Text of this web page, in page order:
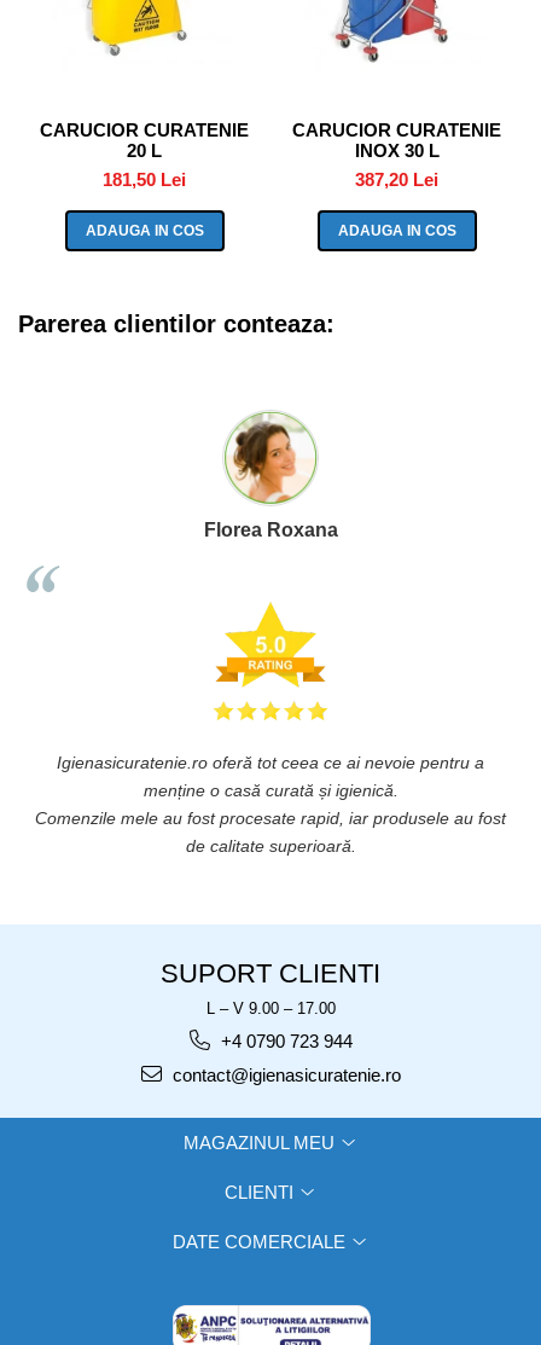
CARUCIOR CURATENIE
20 L
181,50 Lei
ADAUGA IN COS
CARUCIOR CURATENIE
INOX 30 L
387,20 Lei
ADAUGA IN COS
Parerea clientilor conteaza:
Florea Roxana
Igienasicuratenie.ro oferă tot ceea ce ai nevoie pentru a
menține o casă curată și igienică.
Comenzile mele au fost procesate rapid, iar produsele au fost
de calitate superioară.
SUPORT CLIENTI
L – V 9.00 – 17.00
+4 0790 723 944
contact@igienasicuratenie.ro
MAGAZINUL MEU
CLIENTI
DATE COMERCIALE